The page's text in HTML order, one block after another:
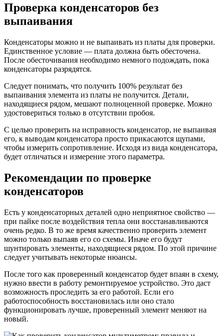
Проверка конденсаторов без
выпаивания
Конденсаторы можно и не выпаивать из платы для проверки.
Единственное условие — плата должна быть обесточена.
После обесточивания необходимо немного подождать, пока
конденсаторы разрядятся.
Следует понимать, что получить 100% результат без
выпаивания элемента из платы не получится. Детали,
находящиеся рядом, мешают полноценной проверке. Можно
удостовериться только в отсутствии пробоя.
С целью проверить на исправность конденсатор, не выпаивая
его, к выводам конденсатора просто прикасаются щупами,
чтобы измерить сопротивление. Исходя из вида конденсатора,
будет отличаться и измерение этого параметра.
Рекомендации по проверке
конденсаторов
Есть у конденсаторных деталей одно неприятное свойство —
при пайке после воздействия тепла они восстанавливаются
очень редко. В то же время качественно проверить элемент
можно только выпаяв его со схемы. Иначе его будут
шунтировать элементы, находящиеся рядом. По этой причине
следует учитывать некоторые нюансы.
После того как проверенный конденсатор будет впаян в схему,
нужно ввести в работу ремонтируемое устройство. Это даст
возможность проследить за его работой. Если его
работоспособность восстановилась или оно стало
функционировать лучше, проверенный элемент меняют на
новый.